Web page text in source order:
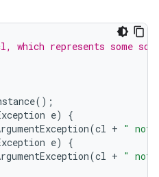
represents some
();
e)
{
(cl + " not
e)
{
(cl + " not